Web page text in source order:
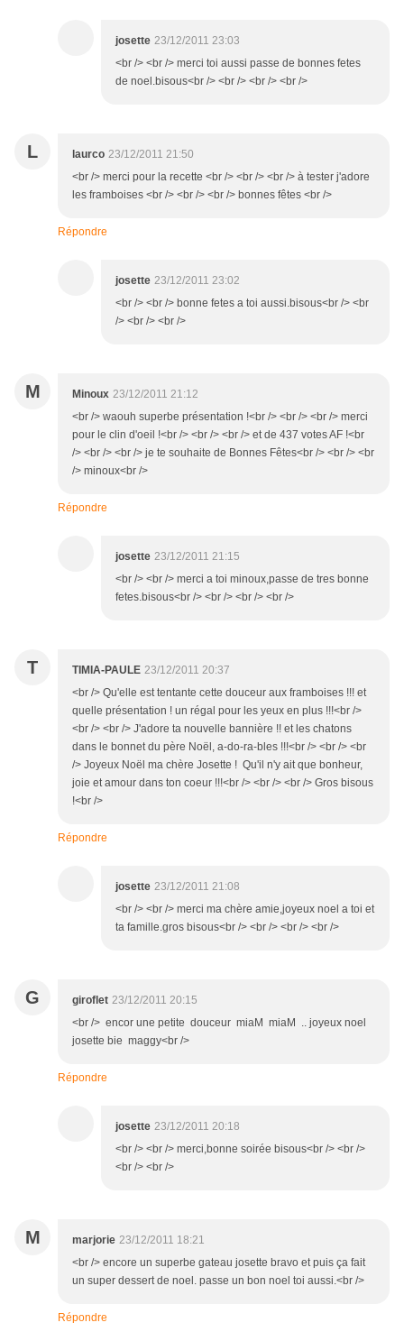
josette 23/12/2011 23:03
<br /> <br /> merci toi aussi passe de bonnes fetes
de noel.bisous<br /> <br /> <br /> <br />
L laurco 23/12/2011 21:50
<br /> merci pour la recette <br /> <br /> <br /> à tester j'adore
les framboises <br /> <br /> <br /> bonnes fêtes <br />
Répondre
josette 23/12/2011 23:02
<br /> <br /> bonne fetes a toi aussi.bisous<br /> <br
/> <br /> <br />
M Minoux 23/12/2011 21:12
<br /> waouh superbe présentation !<br /> <br /> <br /> merci
pour le clin d'oeil !<br /> <br /> <br /> et de 437 votes AF !<br
/> <br /> <br /> je te souhaite de Bonnes Fêtes<br /> <br /> <br
/> minoux<br />
Répondre
josette 23/12/2011 21:15
<br /> <br /> merci a toi minoux,passe de tres bonne
fetes.bisous<br /> <br /> <br /> <br />
T TIMIA-PAULE 23/12/2011 20:37
<br /> Qu'elle est tentante cette douceur aux framboises !!! et
quelle présentation ! un régal pour les yeux en plus !!!<br />
<br /> <br /> J'adore ta nouvelle bannière !! et les chatons
dans le bonnet du père Noël, a-do-ra-bles !!!<br /> <br /> <br
/> Joyeux Noël ma chère Josette ! Qu'il n'y ait que bonheur,
joie et amour dans ton coeur !!!<br /> <br /> <br /> Gros bisous
!<br />
Répondre
josette 23/12/2011 21:08
<br /> <br /> merci ma chère amie,joyeux noel a toi et
ta famille.gros bisous<br /> <br /> <br /> <br />
G giroflet 23/12/2011 20:15
<br /> encor une petite douceur miaM miaM .. joyeux noel
josette bie maggy<br />
Répondre
josette 23/12/2011 20:18
<br /> <br /> merci,bonne soirée bisous<br /> <br />
<br /> <br />
M marjorie 23/12/2011 18:21
<br /> encore un superbe gateau josette bravo et puis ça fait
un super dessert de noel. passe un bon noel toi aussi.<br />
Répondre